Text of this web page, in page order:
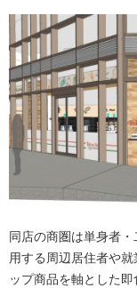
同店の商圏は単身者
用する周辺居住者や
ップ商品を軸とした